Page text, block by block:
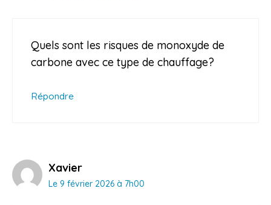
Quels sont les risques de monoxyde de
carbone avec ce type de chauffage?
Répondre
Xavier
Le 9 février 2026 à 7h00